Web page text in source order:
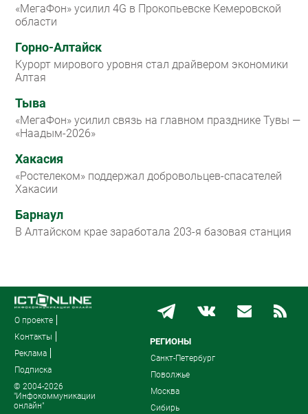
«МегаФон» усилил 4G в Прокопьевске Кемеровской
области
Горно-Алтайск
Курорт мирового уровня стал драйвером экономики
Алтая
Тыва
«МегаФон» усилил связь на главном празднике Тувы —
«Наадым-2026»
Хакасия
«Ростелеком» поддержал добровольцев-спасателей
Хакасии
Барнаул
В Алтайском крае заработала 203-я базовая станция
О проекте
Контакты
Реклама
Подписка
© 2004-2026
"Инфокоммуникации
онлайн"
РЕГИОНЫ
Санкт-Петербург
Поволжье
Москва
Сибирь